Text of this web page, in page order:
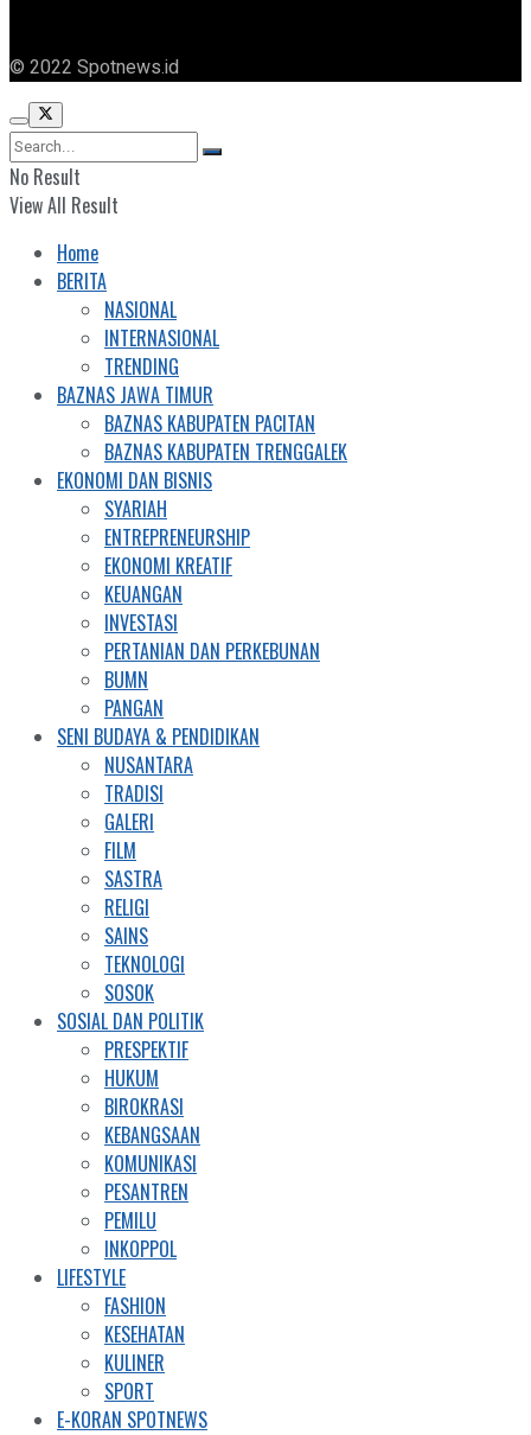
© 2022 Spotnews.id
No Result
View All Result
Home
BERITA
NASIONAL
INTERNASIONAL
TRENDING
BAZNAS JAWA TIMUR
BAZNAS KABUPATEN PACITAN
BAZNAS KABUPATEN TRENGGALEK
EKONOMI DAN BISNIS
SYARIAH
ENTREPRENEURSHIP
EKONOMI KREATIF
KEUANGAN
INVESTASI
PERTANIAN DAN PERKEBUNAN
BUMN
PANGAN
SENI BUDAYA & PENDIDIKAN
NUSANTARA
TRADISI
GALERI
FILM
SASTRA
RELIGI
SAINS
TEKNOLOGI
SOSOK
SOSIAL DAN POLITIK
PRESPEKTIF
HUKUM
BIROKRASI
KEBANGSAAN
KOMUNIKASI
PESANTREN
PEMILU
INKOPPOL
LIFESTYLE
FASHION
KESEHATAN
KULINER
SPORT
E-KORAN SPOTNEWS